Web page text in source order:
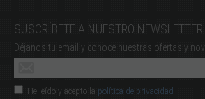
SUSCRÍBETE A NUESTRO NEWSLETTER
Déjanos tu email y conoce nuestras ofertas y
He leído y acepto la política de privacidad